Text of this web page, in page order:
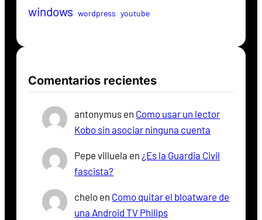
windows wordpress youtube
Comentarios recientes
antonymus en Como usar un lector
Kobo sin asociar ninguna cuenta
Pepe villuela en ¿Es la Guardia Civil
fascista?
chelo en Como quitar el bloatware de
una Android TV Philips